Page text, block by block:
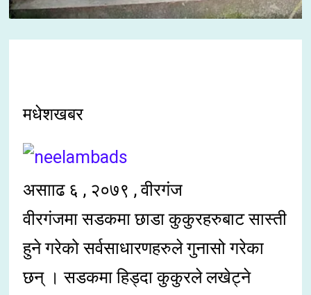
मधेशखबर
असााढ ६ , २०७९ , वीरगंज
वीरगंजमा सडकमा छाडा कुकुरहरुबाट सास्ती
हुने गरेको सर्वसाधारणहरुले गुनासो गरेका
छन् । सडकमा हिड्दा कुकुरले लखेट्ने